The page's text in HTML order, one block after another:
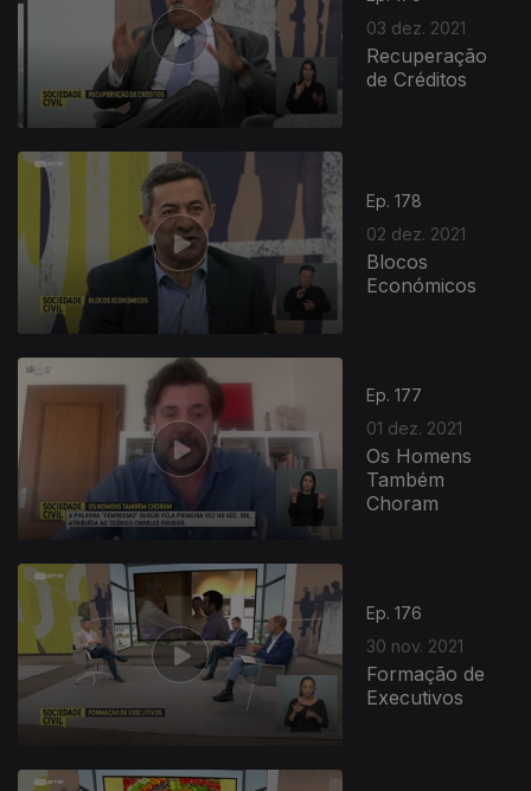
03 dez. 2021
Recuperação
de Créditos
Ep. 178
02 dez. 2021
Blocos
Económicos
Ep. 177
01 dez. 2021
Os Homens
Também
Choram
Ep. 176
30 nov. 2021
Formação de
Executivos